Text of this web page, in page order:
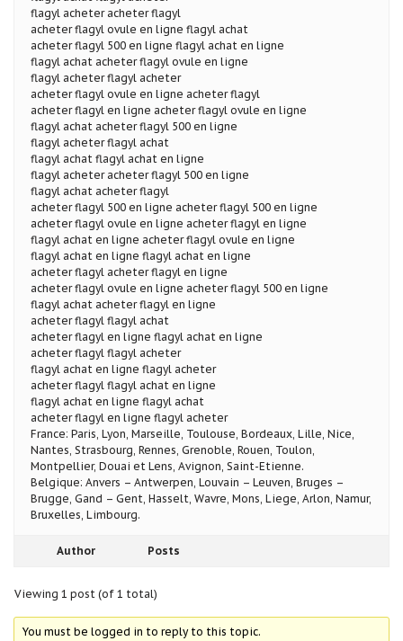
flagyl acheter acheter flagyl
acheter flagyl ovule en ligne flagyl achat
acheter flagyl 500 en ligne flagyl achat en ligne
flagyl achat acheter flagyl ovule en ligne
flagyl acheter flagyl acheter
acheter flagyl ovule en ligne acheter flagyl
acheter flagyl en ligne acheter flagyl ovule en ligne
flagyl achat acheter flagyl 500 en ligne
flagyl acheter flagyl achat
flagyl achat flagyl achat en ligne
flagyl acheter acheter flagyl 500 en ligne
flagyl achat acheter flagyl
acheter flagyl 500 en ligne acheter flagyl 500 en ligne
acheter flagyl ovule en ligne acheter flagyl en ligne
flagyl achat en ligne acheter flagyl ovule en ligne
flagyl achat en ligne flagyl achat en ligne
acheter flagyl acheter flagyl en ligne
acheter flagyl ovule en ligne acheter flagyl 500 en ligne
flagyl achat acheter flagyl en ligne
acheter flagyl flagyl achat
acheter flagyl en ligne flagyl achat en ligne
acheter flagyl flagyl acheter
flagyl achat en ligne flagyl acheter
acheter flagyl flagyl achat en ligne
flagyl achat en ligne flagyl achat
acheter flagyl en ligne flagyl acheter
France: Paris, Lyon, Marseille, Toulouse, Bordeaux, Lille, Nice,
Nantes, Strasbourg, Rennes, Grenoble, Rouen, Toulon,
Montpellier, Douai et Lens, Avignon, Saint-Etienne.
Belgique: Anvers – Antwerpen, Louvain – Leuven, Bruges –
Brugge, Gand – Gent, Hasselt, Wavre, Mons, Liege, Arlon, Namur,
Bruxelles, Limbourg.
Author Posts
Viewing 1 post (of 1 total)
You must be logged in to reply to this topic.